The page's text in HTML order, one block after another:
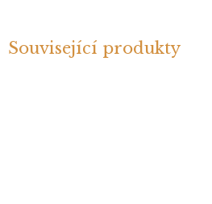
Související produkty